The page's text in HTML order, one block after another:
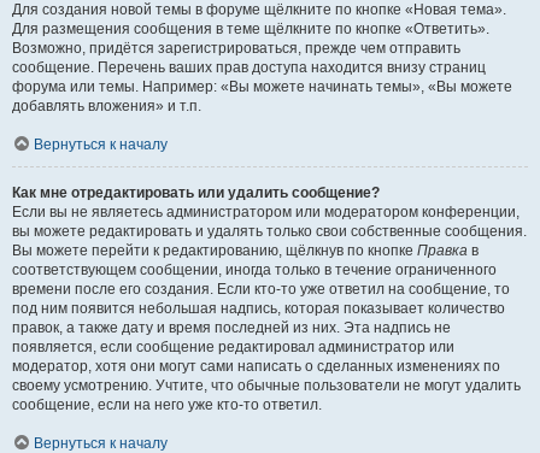
Для создания новой темы в форуме щёлкните по кнопке «Новая тема».
Для размещения сообщения в теме щёлкните по кнопке «Ответить».
Возможно, придётся зарегистрироваться, прежде чем отправить
сообщение. Перечень ваших прав доступа находится внизу страниц
форума или темы. Например: «Вы можете начинать темы», «Вы можете
добавлять вложения» и т.п.
Вернуться к началу
Как мне отредактировать или удалить сообщение?
Если вы не являетесь администратором или модератором конференции,
вы можете редактировать и удалять только свои собственные сообщения.
Вы можете перейти к редактированию, щёлкнув по кнопке Правка в
соответствующем сообщении, иногда только в течение ограниченного
времени после его создания. Если кто-то уже ответил на сообщение, то
под ним появится небольшая надпись, которая показывает количество
правок, а также дату и время последней из них. Эта надпись не
появляется, если сообщение редактировал администратор или
модератор, хотя они могут сами написать о сделанных изменениях по
своему усмотрению. Учтите, что обычные пользователи не могут удалить
сообщение, если на него уже кто-то ответил.
Вернуться к началу